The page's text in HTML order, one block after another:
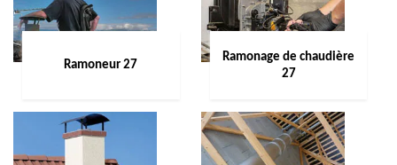
Ramoneur 27
Ramonage de chaudière
27